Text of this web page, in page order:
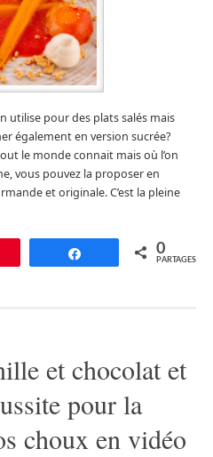
utilise pour des plats salés mais
également en version sucrée?
le monde connait mais où l’on
vous pouvez la proposer en
et originale. C’est la pleine
Partagez 0
PARTAGES
et chocolat et
pour la
choux en vidéo